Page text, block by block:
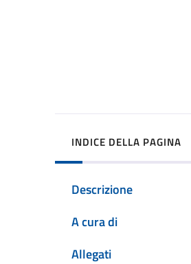
INDICE DELLA PAGINA
Descrizione
A cura di
Allegati